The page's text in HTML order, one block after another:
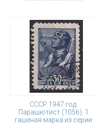
СССР 1947 год.
Парашютист (1056). 1
гашеная марка из серии